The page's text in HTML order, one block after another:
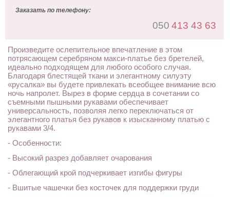
Заказать по телефону:
050 413 43 63
Произведите ослепительное впечатление в этом
потрясающем серебряном макси-платье без бретелей,
идеально подходящем для любого особого случая.
Благодаря блестящей ткани и элегантному силуэту
«русалка» вы будете привлекать всеобщее внимание всю
ночь напролет. Вырез в форме сердца в сочетании со
съемными пышными рукавами обеспечивает
универсальность, позволяя легко переключаться от
элегантного платья без рукавов к изысканному платью с
рукавами 3/4.
- Особенности:
- Высокий разрез добавляет очарования
- Облегающий крой подчеркивает изгибы фигуры
- Вшитые чашечки без косточек для поддержки груди